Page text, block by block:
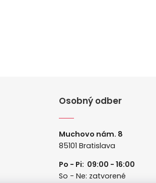
Osobný odber
Muchovo nám. 8
85101 Bratislava
Po - Pi: 09:00 - 16:00
So - Ne: zatvorené